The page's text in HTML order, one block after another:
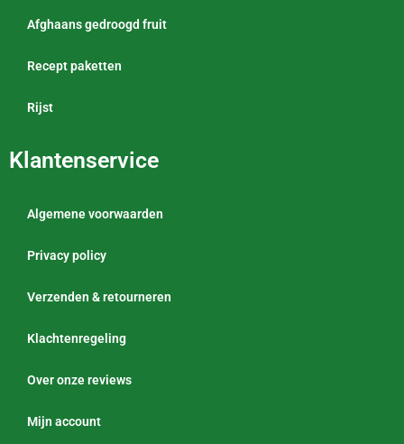
Afghaans gedroogd fruit
Recept paketten
Rijst
Klantenservice
Algemene voorwaarden
Privacy policy
Verzenden & retourneren
Klachtenregeling
Over onze reviews
Mijn account